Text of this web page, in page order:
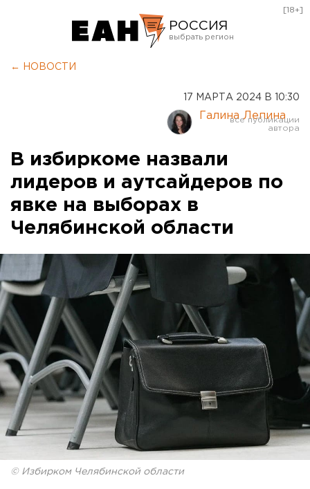
РОССИЯ
Курган
Оренбург
[18+]
← НОВОСТИ
17 МАРТА 2024 В 10:30
Галина Лепина
В избиркоме назвали
лидеров и аутсайдеров по
явке на выборах в
Челябинской области
© Избирком Челябинской области